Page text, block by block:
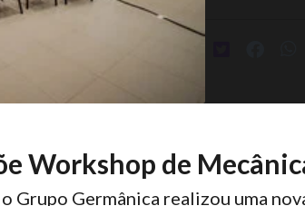
Workshop de
Grupo Germânica realizou uma